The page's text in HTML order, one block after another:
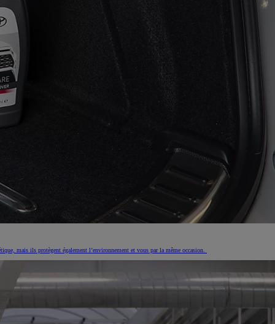
mais ils protègent également l’environnement et vous par la même occasion.